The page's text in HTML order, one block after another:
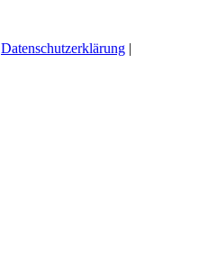
Datenschutzerklärung |